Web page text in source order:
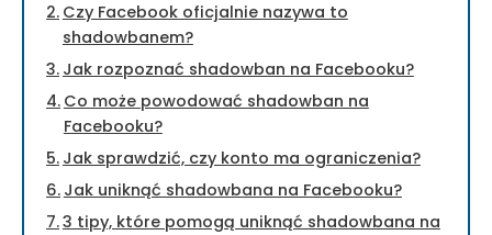
Czy Facebook oficjalnie nazywa to
shadowbanem?
Jak rozpoznać shadowban na Facebooku?
Co może powodować shadowban na
Facebooku?
Jak sprawdzić, czy konto ma ograniczenia?
Jak uniknąć shadowbana na Facebooku?
3 tipy, które pomogą uniknąć shadowbana na